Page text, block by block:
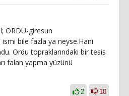
ORDU-giresun
ismi bile fazla ya neyse.Hani
Ordu topraklarındaki bir tesis
falan yapma yüzünü
2 10